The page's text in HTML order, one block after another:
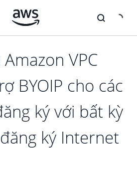
Amazon VPC
BYOIP cho các
ký với bất kỳ
ký Internet